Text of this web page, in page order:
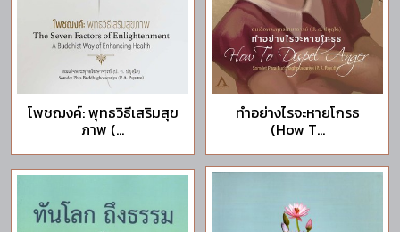
โพชฌงค์: พุทธวิธีเสริมสุข
ภาพ (...
ทำอย่างไรจะหายโกรธ
(How T...